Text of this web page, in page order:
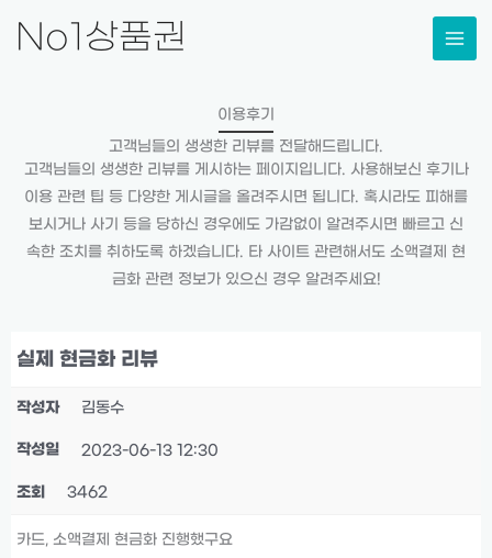
No1상품권
이용후기
고객님들의 생생한 리뷰를 전달해드립니다.
고객님들의 생생한 리뷰를 게시하는 페이지입니다. 사용해보신 후기나
이용 관련 팁 등 다양한 게시글을 올려주시면 됩니다. 혹시라도 피해를
보시거나 사기 등을 당하신 경우에도 가감없이 알려주시면 빠르고 신
속한 조치를 취하도록 하겠습니다. 타 사이트 관련해서도 소액결제 현
금화 관련 정보가 있으신 경우 알려주세요!
실제 현금화 리뷰
작성자 김동수
작성일 2023-06-13 12:30
조회 3462
카드, 소액결제 현금화 진행했구요